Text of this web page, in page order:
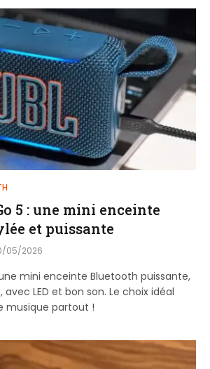
5 : une mini enceinte
et puissante
05/2026
mini enceinte Bluetooth puissante,
LED et bon son. Le choix idéal
musique partout !